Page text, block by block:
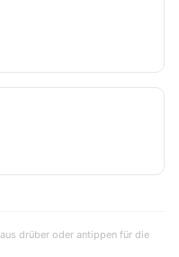
drüber oder antippen für die